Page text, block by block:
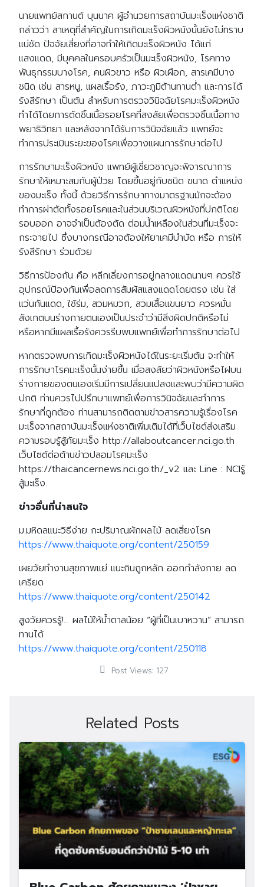
นายแพทย์สกานต์ บุนนาค ผู้อำนวยการสถาบันมะเร็งแห่งชาติ
กล่าวว่า สาเหตุที่สำคัญในการเกิดมะเร็งผิวหนังนั้นยังไม่ทราบ
แน่ชัด ปัจจัยเสี่ยงที่อาจทำให้เกิดมะเร็งผิวหนัง ได้แก่
แสงแดด, มีบุคคลในครอบครัวเป็นมะเร็งผิวหนัง, โรคทาง
พันธุกรรมบางโรค, คนผิวขาว หรือ ผิวเผือก, สารเคมีบาง
ชนิด เช่น สารหนู, แผลเรื้อรัง, ภาวะภูมิต้านทานต่ำ และการได้
รังสีรักษา เป็นต้น สำหรับการตรวจวินิจฉัยโรคมะเร็งผิวหนัง
ทำได้โดยการตัดชิ้นเนื้อรอยโรคที่สงสัยเพื่อตรวจชิ้นเนื้อทาง
พยาธิวิทยา และหลังจากได้รับการวินิจฉัยแล้ว แพทย์จะ
ทำการประเมินระยะของโรคเพื่อวางแผนการรักษาต่อไป
การรักษามะเร็งผิวหนัง แพทย์ผู้เชี่ยวชาญจะพิจารณาการ
รักษาให้เหมาะสมกับผู้ป่วย โดยขึ้นอยู่กับชนิด ขนาด ตำแหน่ง
ของมะเร็ง ทั้งนี้ ด้วยวิธีการรักษาทางมาตรฐานมักจะต้อง
ทำการผ่าตัดทั้งรอยโรคและในส่วนบริเวณผิวหนังที่ปกติโดย
รอบออก อาจจำเป็นต้องตัด ต่อมน้ำเหลืองในส่วนที่มะเร็งจะ
กระจายไป ซึ่งบางกรณีอาจต้องให้ยาเคมีบำบัด หรือ การให้
รังสีรักษา ร่วมด้วย
วิธีการป้องกัน คือ หลีกเลี่ยงการอยู่กลางแดดนานๆ ควรใช้
อุปกรณ์ป้องกันเพื่อลดการสัมผัสแสงแดดโดยตรง เช่น ใส่
แว่นกันแดด, ใช้ร่ม, สวมหมวก, สวมเสื้อแขนยาว ควรหมั่น
สังเกตบนร่างกายตนเองเป็นประจำว่ามีสิ่งผิดปกติหรือไม่
หรือหากมีแผลเรื้อรังควรรีบพบแพทย์เพื่อทำการรักษาต่อไป
หากตรวจพบการเกิดมะเร็งผิวหนังได้ในระยะเริ่มต้น จะทำให้
การรักษาโรคมะเร็งนั้นง่ายขึ้น เมื่อสงสัยว่าผิวหนังหรือไฝบน
ร่างกายของตนเองเริ่มมีการเปลี่ยนแปลงและพบว่ามีความผิด
ปกติ ท่านควรไปปรึกษาแพทย์เพื่อการวินิจฉัยและทำการ
รักษาที่ถูกต้อง ท่านสามารถติดตามข่าวสารความรู้เรื่องโรค
มะเร็งจากสถาบันมะเร็งแห่งชาติเพิ่มเติมได้ที่เว็บไซต์ส่งเสริม
ความรอบรู้สู้ภัยมะเร็ง http://allaboutcancer.nci.go.th
เว็บไซต์ต่อต้านข่าวปลอมโรคมะเร็ง
https://thaicancernews.nci.go.th/_v2 และ Line : NCIรู้
สู้มะเร็ง.
ข่าวอื่นที่น่าสนใจ
ม.มหิดลแนะวิธีง่าย กะปริมาณผักผลไม้ ลดเสี่ยงโรค
https://www.thaiquote.org/content/250159
เผยวัยทำงานสุขภาพแย่ แนะกินถูกหลัก ออกกำลังกาย ลด
เครียด
https://www.thaiquote.org/content/250142
สูงวัยควรรู้!… ผลไม้ให้น้ำตาลน้อย “ผู้ที่เป็นเบาหวาน” สามารถ
ทานได้
https://www.thaiquote.org/content/250118
Post Views: 127
Related Posts